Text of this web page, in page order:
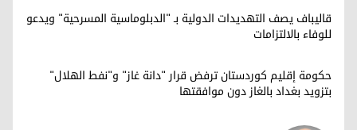
قاليباف يصف التهديدات الدولية بـ "الدبلوماسية المسرحية" ويدعو
للوفاء بالالتزامات
حكومة إقليم كوردستان ترفض قرار "دانة غاز" و"نفط الهلال"
بتزويد بغداد بالغاز دون موافقتها